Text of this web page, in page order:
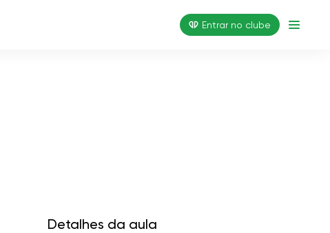
Entrar no clube
Detalhes da aula